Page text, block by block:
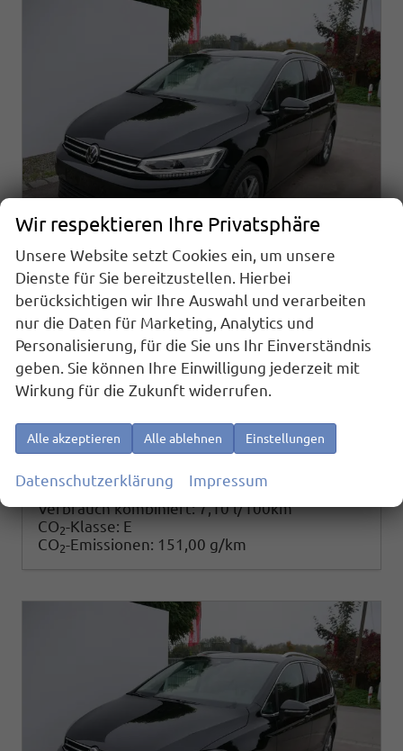
Volkswagen Touran
sofort lieferbar Fahrzeug mit Tageszulassung
Fahrzeugnr. 22477 GetriebeAutomatik
KraftstoffBenzin Außenfarbe
01.06.2026
incl. 19% MwSt.
Verbrauch kombiniert:7,10 l/100km
CO2-Klasse: E
CO2-Emissionen: 151,00 g/km
Wir respektieren Ihre Privatsphäre
Unsere Website setzt Cookies ein, um unsere
Dienste für Sie bereitzustellen. Hierbei
berücksichtigen wir Ihre Auswahl und verarbeiten
nur die Daten für Marketing, Analytics und
Personalisierung, für die Sie uns Ihr Einverständnis
geben. Sie können Ihre Einwilligung jederzeit mit
Wirkung für die Zukunft widerrufen.
Alle akzeptieren Alle ablehnen Einstellungen
Datenschutzerklärung Impressum